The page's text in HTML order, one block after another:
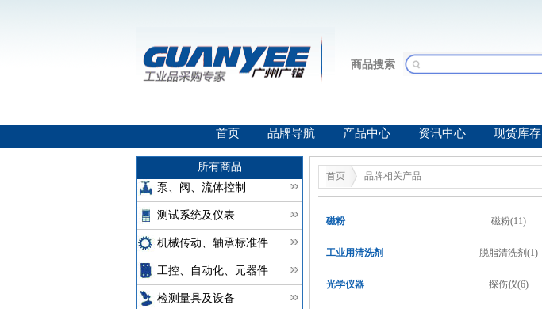
商品搜索
首页 品牌导航 产品中心 资讯中心 现货库存
所有商品
泵、阀、流体控制
测试系统及仪表
机械传动、轴承标准件
工控、自动化、元器件
检测量具及设备
首页 品牌相关产品
磁粉 磁粉(11)
工业用清洗剂 脱脂清洗剂(1)
光学仪器 探伤仪(6)